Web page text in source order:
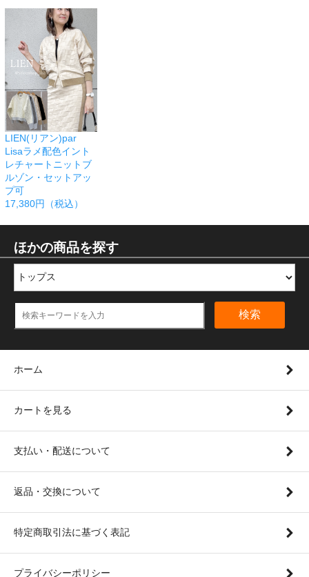
LIEN(リアン)par
Lisaラメ配色イント
レチャートニットブ
ルゾン・セットアッ
プ可
17,380円（税込）
ほかの商品を探す
検索
ホーム
カートを見る
支払い・配送について
返品・交換について
特定商取引法に基づく表記
プライバシーポリシー